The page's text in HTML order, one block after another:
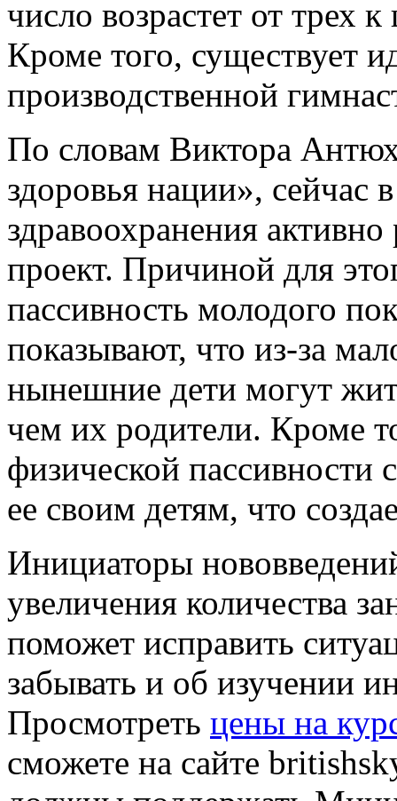
число возрастет от трех
Кроме того, существует
производственной
По словам Виктора
здоровья нации», сейчас
здравоохранения
проект. Причиной для
пассивность молодого
показывают, что из-за
нынешние дети могут
чем их родители. Кроме
физической пассивности
ее своим детям, что
Инициаторы
увеличения количества
поможет исправить
забывать и об изучении
Просмотреть цены на
сможете на сайте